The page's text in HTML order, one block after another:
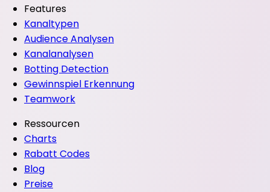
Features
Kanaltypen
Audience Analysen
Kanalanalysen
Botting Detection
Gewinnspiel Erkennung
Teamwork
Ressourcen
Charts
Rabatt Codes
Blog
Preise